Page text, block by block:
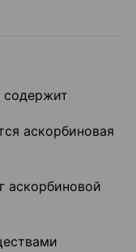
содержит
аскорбиновая
аскорбиновой